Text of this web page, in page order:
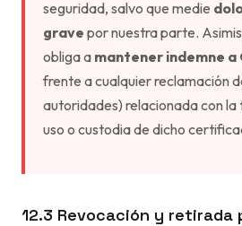
seguridad, salvo que medie
grave por nuestra parte.
obliga a mantener indemne a
frente a cualquier reclamación
autoridades) relacionada con
uso o custodia de dicho
12.3 Revocación y retirada